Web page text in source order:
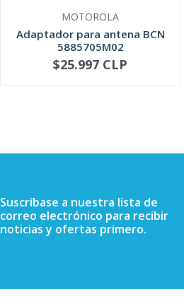
MOTOROLA
Adaptador para antena BCN
5885705M02
NOT AVAILABLE
$25.997 CLP
Suscríbase a nuestra lista de
correo electrónico para recibir
noticias y ofertas primero.